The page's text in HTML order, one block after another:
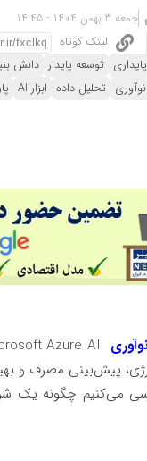
جمعه 3 بهمن 1404 - 14:45
لینک کوتاه
پایداری توسعه پایدار دانش
تحلیل داده ابزار AI
Azure AI
پیش‌بینی مصرف و
می‌کنیم چگونه یک